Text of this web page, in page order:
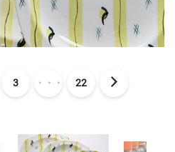
3 ・・・ 22